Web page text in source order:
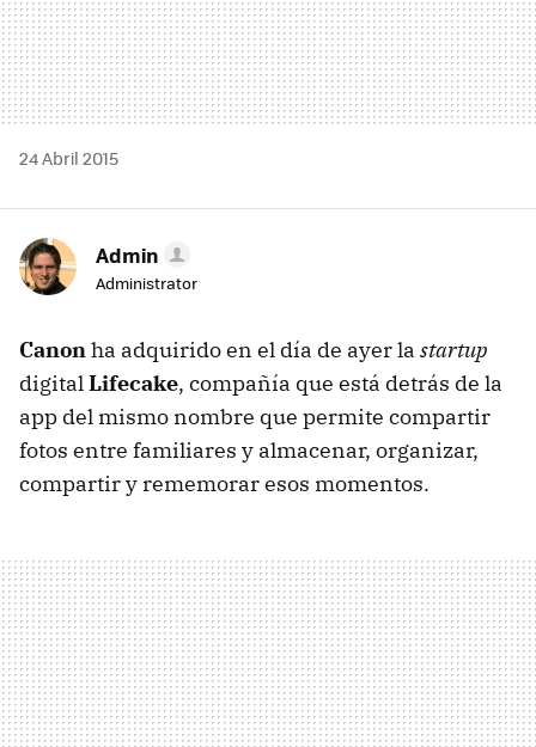
24 Abril 2015
Admin
Administrator
Canon ha adquirido en el día de ayer la startup
digital Lifecake, compañía que está detrás de la
app del mismo nombre que permite compartir
fotos entre familiares y almacenar, organizar,
compartir y rememorar esos momentos.